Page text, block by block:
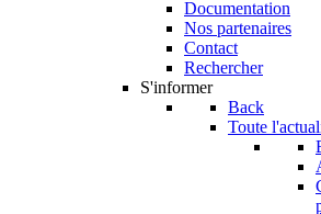
Documentation
Nos partenaires
Contact
Rechercher
S'informer
Back
Toute